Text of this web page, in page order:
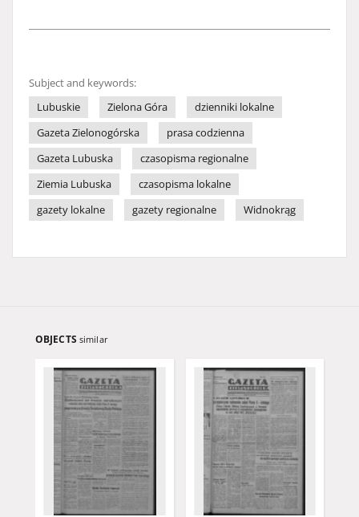
Subject and keywords:
Lubuskie
Zielona Góra
dzienniki lokalne
Gazeta Zielonogórska
prasa codzienna
Gazeta Lubuska
czasopisma regionalne
Ziemia Lubuska
czasopisma lokalne
gazety lokalne
gazety regionalne Widnokrąg
OBJECTS similar